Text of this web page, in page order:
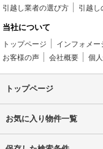
引越し業者の選び方
引越し
当社について
トップページ インフォメー
お客様の声
会社概要 個
トップページ
お気に入り物件一覧